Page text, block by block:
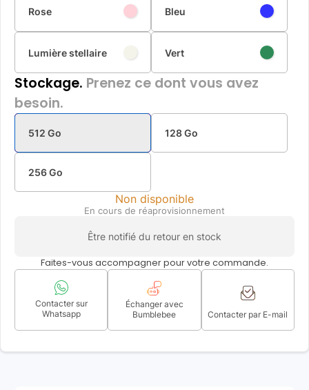
Rose Bleu
Lumière stellaire Vert
Stockage. Prenez ce dont vous avez
besoin.
512 Go 128 Go
256 Go
Non disponible
En cours de réaprovisionnement
Être notifié du retour en stock
Faites-vous accompagner pour votre commande.
Contacter sur
Whatsapp
Échanger avec
Bumblebee
Contacter par E-mail